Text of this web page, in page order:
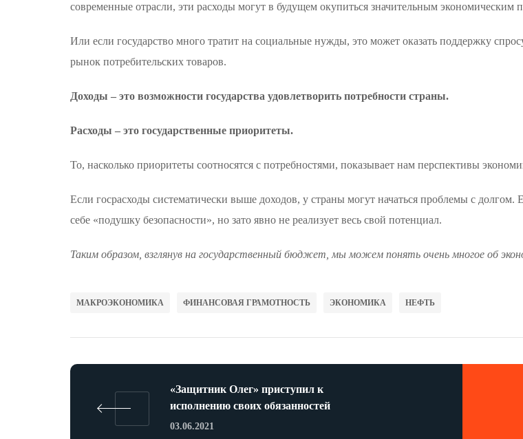
современные отрасли, эти расходы могут в будущем окупиться значительным экономическим
Или если государство много тратит на социальные нужды, это может оказать поддержку
рынок потребительских товаров.
Доходы – это возможности государства удовлетворить потребности страны.
Расходы – это государственные приоритеты.
То, насколько приоритеты соотносятся с потребностями, показывает нам перспективы
Если госрасходы систематически выше доходов, у страны могут начаться проблемы с долгом.
себе «подушку безопасности», но зато явно не реализует весь свой потенциал.
Таким образом, взглянув на государственный бюджет, мы можем понять очень многое об
МАКРОЭКОНОМИКА ФИНАНСОВАЯ ГРАМОТНОСТЬ ЭКОНОМИКА НЕФТЬ
«Защитник Олег» приступил к
исполнению своих обязанностей
03.06.2021